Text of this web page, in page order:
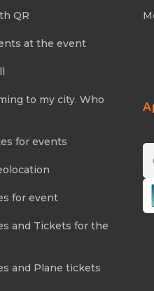
QR
at the event
to my city. Who
for events
for event
and Tickets for the
and Plane tickets